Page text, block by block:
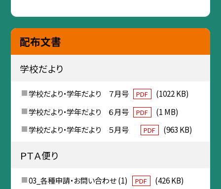
配布文書
学校だより
学校だより・学年だより ７月号 PDF
(1022 KB)
学校だより・学年だより ６月号
PDF
(1 MB)
学校だより・学年だより ５月号
PDF (963 KB)
ＰＴＡ便り
03_各種申請・お問い合わせ (1) PDF
(426 KB)